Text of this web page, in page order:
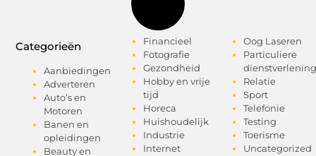
Categorieën
Aanbiedingen
Adverteren
Auto’s en
Motoren
Banen en
opleidingen
Beauty en
Financieel
Fotografie
Gezondheid
Hobby en vrije
tijd
Horeca
Huishoudelijk
Industrie
Internet
Oog Laseren
Particuliere
dienstverlening
Relatie
Sport
Telefonie
Testing
Toerisme
Uncategorized